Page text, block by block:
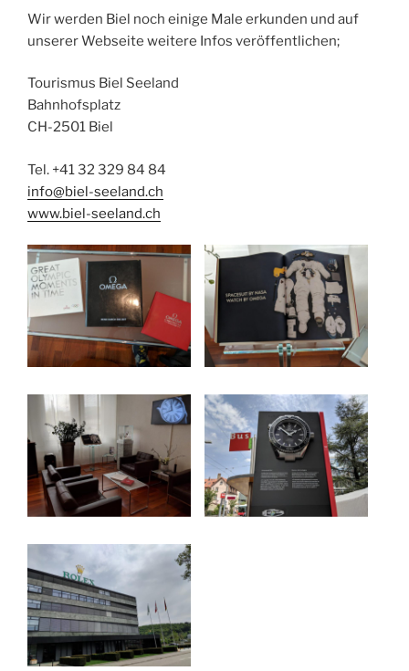
Wir werden Biel noch einige Male erkunden und auf
unserer Webseite weitere Infos veröffentlichen;
Tourismus Biel Seeland
Bahnhofsplatz
CH-2501 Biel
Tel. +41 32 329 84 84
info@biel-seeland.ch
www.biel-seeland.ch